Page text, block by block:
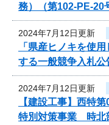
務）（第102-PE-20
2024年7月12日更新
「県産ヒノキを使
する一般競争入札公
2024年7月12日更新
【建設工事】西特
特別対策事業 時北